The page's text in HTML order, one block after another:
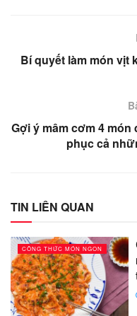
Bí quyết làm món vịt
Gợi ý mâm cơm 4 món
phục cả
TIN LIÊN QUAN
CÔNG THỨC MÓN NGON